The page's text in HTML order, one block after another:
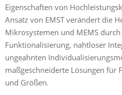
Eigenschaften von
Ansatz von EMST verändert die
Mikrosystemen und MEMS
Funktionalisierung, nahtloser
ungeahnten
maßgeschneiderte Lösungen für
und Größen.